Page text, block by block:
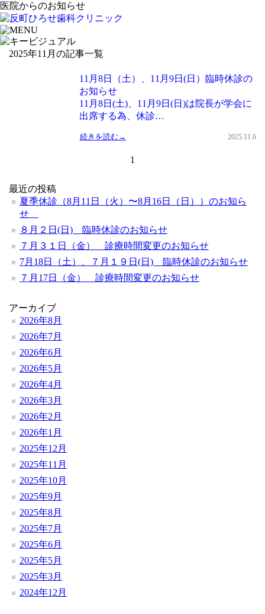
医院からのお知らせ
2025年11月の記事一覧
11月8日（土）、11月9日(日）臨時休診の
お知らせ
11月8日(土)、11月9日(日)は院長が学会に
出席する為、休診…
続きを読む→ 2025.11.6
1
最近の投稿
夏季休診（8月11日（火）〜8月16日（日））のお知ら
せ
８月２日(日) 臨時休診のお知らせ
７月３１日（金） 診療時間変更のお知らせ
7月18日（土）、７月１９日(日) 臨時休診のお知らせ
７月17日（金） 診療時間変更のお知らせ
アーカイブ
2026年8月
2026年7月
2026年6月
2026年5月
2026年4月
2026年3月
2026年2月
2026年1月
2025年12月
2025年11月
2025年10月
2025年9月
2025年8月
2025年7月
2025年6月
2025年5月
2025年3月
2024年12月